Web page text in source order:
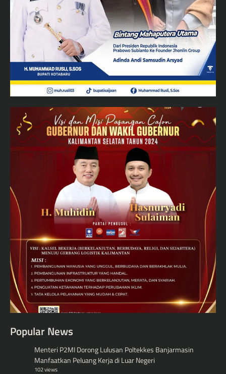
Popular News
Menteri P2MI Dorong Lulusan Poltekkes Banjarmasin
Manfaatkan Peluang Kerja di Luar Negeri
102 views